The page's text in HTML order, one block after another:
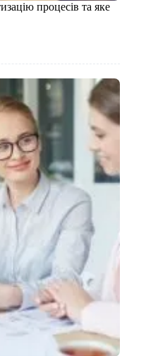
процесів та яке